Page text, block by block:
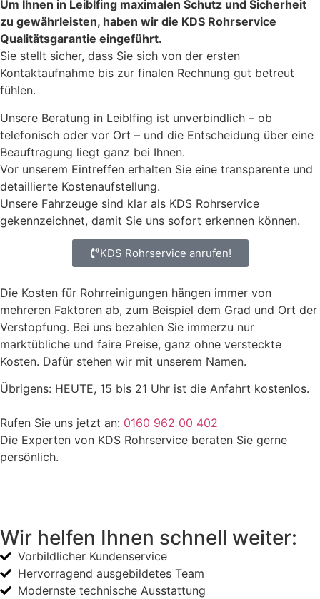
Um Ihnen in Leiblfing maximalen Schutz und Sicherheit
zu gewährleisten, haben wir die KDS Rohrservice
Qualitätsgarantie eingeführt.
Sie stellt sicher, dass Sie sich von der ersten
Kontaktaufnahme bis zur finalen Rechnung gut betreut
fühlen.
Unsere Beratung in Leiblfing ist unverbindlich – ob
telefonisch oder vor Ort – und die Entscheidung über eine
Beauftragung liegt ganz bei Ihnen.
Vor unserem Eintreffen erhalten Sie eine transparente und
detaillierte Kostenaufstellung.
Unsere Fahrzeuge sind klar als KDS Rohrservice
gekennzeichnet, damit Sie uns sofort erkennen können.
KDS Rohrservice anrufen!
Die Kosten für Rohrreinigungen hängen immer von
mehreren Faktoren ab, zum Beispiel dem Grad und Ort der
Verstopfung. Bei uns bezahlen Sie immerzu nur
marktübliche und faire Preise, ganz ohne versteckte
Kosten. Dafür stehen wir mit unserem Namen.
Übrigens: HEUTE, 15 bis 21 Uhr ist die Anfahrt kostenlos.
Rufen Sie uns jetzt an: 0160 962 00 402
Die Experten von KDS Rohrservice beraten Sie gerne
persönlich.
Wir helfen Ihnen schnell weiter:
Vorbildlicher Kundenservice
Hervorragend ausgebildetes Team
Modernste technische Ausstattung